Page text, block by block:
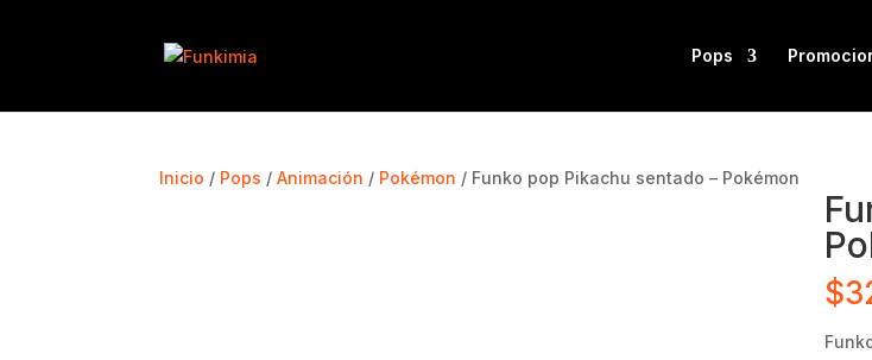
Pops
Inicio / Pops /Animación / Pokémon / Funko pop Pikachu sentado – Pokémon
$